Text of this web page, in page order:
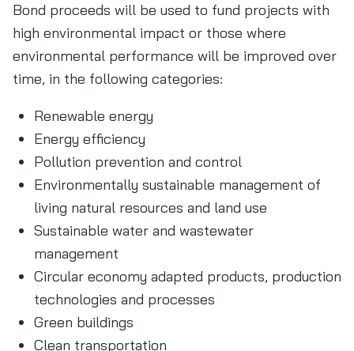
Bond proceeds will be used to fund projects with
high environmental impact or those where
environmental performance will be improved over
time, in the following categories:
Renewable energy
Energy efficiency
Pollution prevention and control
Environmentally sustainable management of
living natural resources and land use
Sustainable water and wastewater
management
Circular economy adapted products, production
technologies and processes
Green buildings
Clean transportation